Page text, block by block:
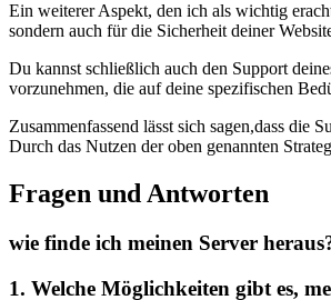
Ein weiterer Aspekt, den ich als wichtig
sondern⁣ auch⁤ für ⁣die Sicherheit deiner
Du‍ kannst schließlich auch den Support
vorzunehmen, die auf ⁣deine spezifischen
Zusammenfassend lässt sich sagen,dass die
Durch ⁢das ‌Nutzen der oben genannten
Fragen und Antworten
wie finde ich‌ meinen Server
1. Welche Möglichkeiten gibt es,